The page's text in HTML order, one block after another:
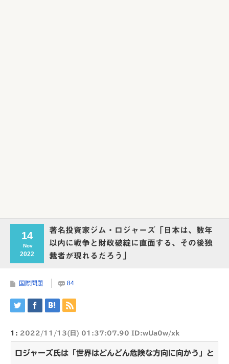
14
Nov
2022
著名投資家ジム・ロジャーズ「日本は、数年
以内に戦争と財政破綻に直面する、その後独
裁者が現れるだろう」
国際問題 84
1: 2022/11/13(日) 01:37:07.90 ID:wUa0w/xk
ロジャーズ氏は「世界はどんどん危険な方向に向かう」と